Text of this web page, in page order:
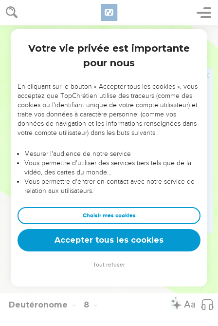
Deutéronome 7
par lesquels l'Éternel, ton Dieu, t'a fait sortir : ainsi fera
l'Éternel, ton Dieu, à tous les peuples, dont tu as peur.
Et l'Éternel, ton Dieu, enverra aussi les frelons contre eux,
jusqu'à ce que ceux qui seront restés et ceux qui se seront
cachés devant toi aient péri.
Tu ne t'épouvanteras pas à cause d'eux, car l'Éternel, ton
Dieu, est au milieu de toi, un Dieu grand et terrible.
Et l'Éternel, ton Dieu, chassera ces nations de devant toi
peu à peu. Tu ne pourras pas les détruire tout aussitôt, de
peur que les bêtes des champs ne se multiplient contre toi.
Mais l'Éternel, ton Dieu, les livrera devant toi, et les jettera
et il livrera leurs rois en ta main, et tu feras périr leur nom
de dessous les cieux ; nul ne tiendra devant toi, jusqu'à ce
que tu les aies détruits.
25
ne désireras pas l'argent ou l'or qui sont dessus, et tu ne les
prendras pas pour toi, de peur que par là tu ne sois pris dans
un piège ; car c'est une abomination pour l'Éternel, ton Dieu ;
afin que tu n'introduises pas l'abomination dans ta maison,
et que tu ne sois pas anathème comme elle : tu l'auras en
Deutéronome 8
Votre vie privée est importante
pour nous
En cliquant sur le bouton « Accepter tous les cookies », vous
acceptez que TopChrétien utilise des traceurs (comme des
cookies ou l'identifiant unique de votre compte utilisateur) et
traite vos données à caractère personnel (comme vos
données de navigation et les informations renseignées dans
votre compte utilisateur) dans les buts suivants :
Mesurer l'audience de notre service
Vous permettre d'utiliser des services tiers tels que de la
vidéo, des cartes du monde…
Vous permettre d'entrer en contact avec notre service de
relation aux utilisateurs.
Choisir mes cookies
Accepter tous les cookies
Tout refuser